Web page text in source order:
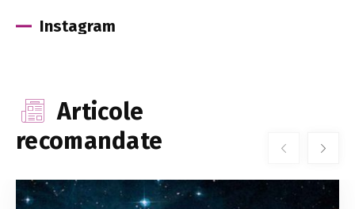
Instagram
Articole
recomandate